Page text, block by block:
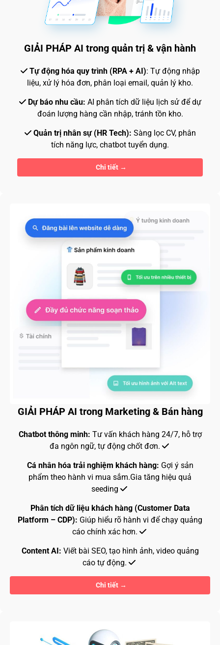
GIẢI PHÁP AI trong quản trị & vận hành
Tự động hóa quy trình (RPA + AI): Tự động nhập
liệu, xử lý hóa đơn, phân loại email, quản lý kho.
Dự báo nhu cầu: AI phân tích dữ liệu lịch sử để dự
đoán lượng hàng cần nhập, tránh tồn kho.
Quản trị nhân sự (HR Tech): Sàng lọc CV, phân
tích năng lực, chatbot tuyển dụng.
Chi tiết
GIẢI PHÁP AI trong Marketing & Bán hàng
Chatbot thông minh: Tư vấn khách hàng 24/7, hỗ trợ
đa ngôn ngữ, tự động chốt đơn.
Cá nhân hóa trải nghiệm khách hàng: Gợi ý sản
phẩm theo hành vi mua sắm.Gia tăng hiệu quả
seeding
Phân tích dữ liệu khách hàng (Customer Data
Platform – CDP): Giúp hiểu rõ hành vi để chạy quảng
cáo chính xác hơn.
Content AI: Viết bài SEO, tạo hình ảnh, video quảng
cáo tự động.
Chi tiết